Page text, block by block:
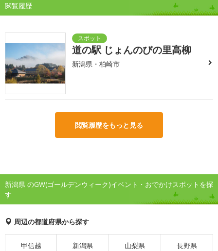
閲覧履歴
道の駅 じょんのびの里高柳
新潟県・柏崎市
閲覧履歴をもっと見る
新潟県 のGW(ゴールデンウィーク)イベント・おでかけスポットを探
す
周辺の都道府県から探す
甲信越 新潟県 山梨県 長野県